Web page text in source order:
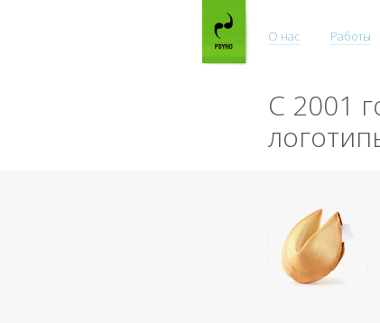
О нас Работы
С 2001